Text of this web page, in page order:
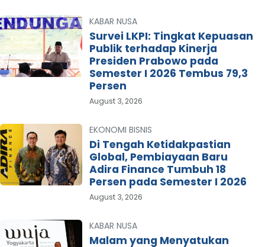
KABAR NUSA
Survei LKPI: Tingkat Kepuasan
Publik terhadap Kinerja
Presiden Prabowo pada
Semester I 2026 Tembus 79,3
Persen
August 3, 2026
EKONOMI BISNIS
Di Tengah Ketidakpastian
Global, Pembiayaan Baru
Adira Finance Tumbuh 18
Persen pada Semester I 2026
August 3, 2026
KABAR NUSA
Malam yang Menyatukan